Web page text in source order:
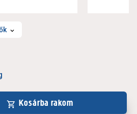
Kosárba rakom